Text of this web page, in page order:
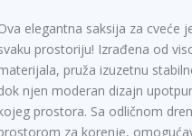
elegantna saksija za cveće
prostoriju! Izrađena od
pruža izuzetnu
njen moderan dizajn
prostora. Sa odličnom
za korenje,